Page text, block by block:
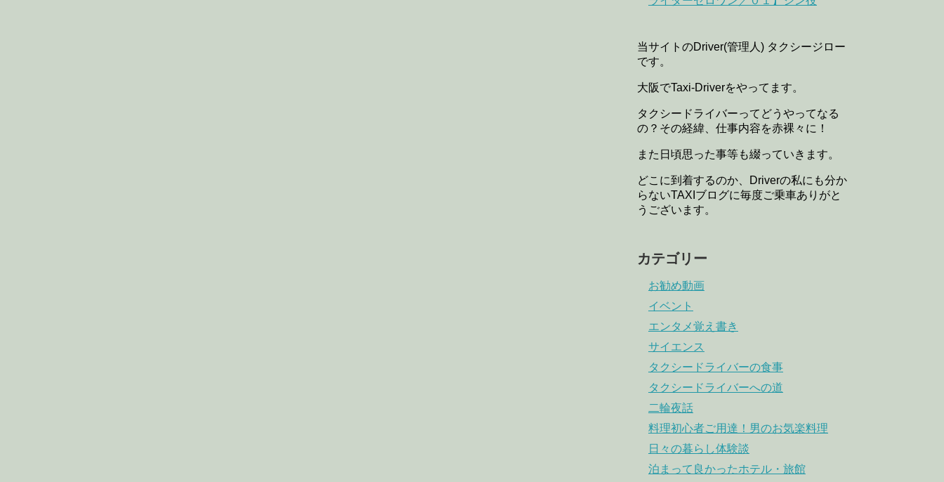
当サイトのDriver(管理人) タクシージロー
です。
大阪でTaxi-Driverをやってます。
タクシードライバーってどうやってなる
の？その経緯、仕事内容を赤裸々に！
また日頃思った事等も綴っていきます。
どこに到着するのか、Driverの私にも分か
らないTAXIブログに毎度ご乗車ありがと
うございます。
カテゴリー
お勧め動画
イベント
エンタメ覚え書き
サイエンス
タクシードライバーの食事
タクシードライバーへの道
二輪夜話
料理初心者ご用達！男のお気楽料理
日々の暮らし体験談
泊まって良かったホテル・旅館